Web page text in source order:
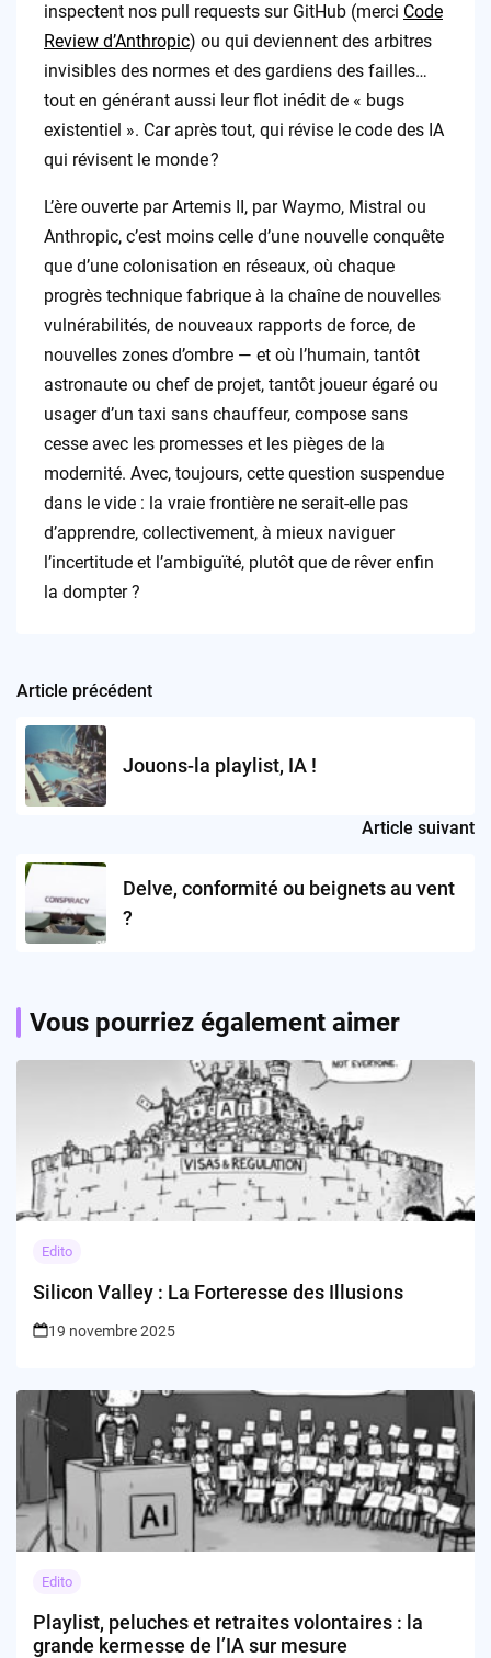
inspectent nos pull requests sur GitHub (merci Code
Review d’Anthropic) ou qui deviennent des arbitres
invisibles des normes et des gardiens des failles…
tout en générant aussi leur flot inédit de « bugs
existentiel ». Car après tout, qui révise le code des IA
qui révisent le monde ?
L’ère ouverte par Artemis II, par Waymo, Mistral ou
Anthropic, c’est moins celle d’une nouvelle conquête
que d’une colonisation en réseaux, où chaque
progrès technique fabrique à la chaîne de nouvelles
vulnérabilités, de nouveaux rapports de force, de
nouvelles zones d’ombre — et où l’humain, tantôt
astronaute ou chef de projet, tantôt joueur égaré ou
usager d’un taxi sans chauffeur, compose sans
cesse avec les promesses et les pièges de la
modernité. Avec, toujours, cette question suspendue
dans le vide : la vraie frontière ne serait-elle pas
d’apprendre, collectivement, à mieux naviguer
l’incertitude et l’ambiguïté, plutôt que de rêver enfin
la dompter ?
Post
navigation
Article précédent
Jouons-la playlist, IA !
Article suivant
Delve, conformité ou beignets au vent
?
Vous pourriez également aimer
Edito
Silicon Valley : La Forteresse des Illusions
19 novembre 2025
Edito
Playlist, peluches et retraites volontaires : la
grande kermesse de l’IA sur mesure